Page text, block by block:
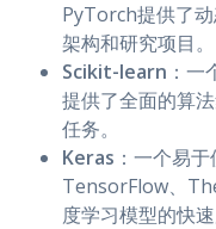
PyTorch提供了
架构和研究项目。
Scikit-learn ：
提供了全面的算
任务。
Keras ：一个易
TensorFlow、
度学习模型的快